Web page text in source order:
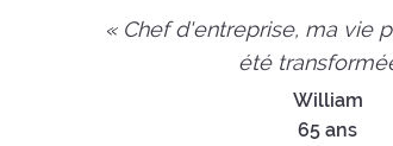
« Chef d'entreprise, ma vie
été
William
65 ans